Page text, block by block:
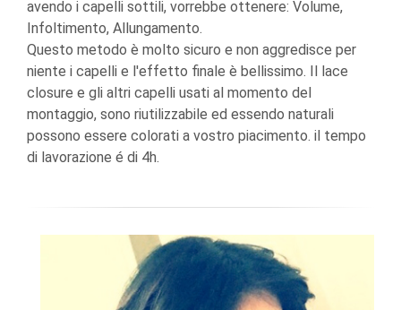
avendo i capelli sottili, vorrebbe ottenere: Volume,
Infoltimento, Allungamento.
Questo metodo è molto sicuro e non aggredisce per
niente i capelli e l'effetto finale è bellissimo. Il lace
closure e gli altri capelli usati al momento del
montaggio, sono riutilizzabile ed essendo naturali
possono essere colorati a vostro piacimento. il tempo
di lavorazione é di 4h.